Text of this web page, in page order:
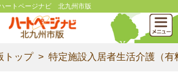
ートページナビ 北九州市版
トップ 特定施設入居者生活介護（有